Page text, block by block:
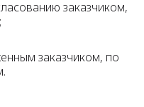
заказчиком,
заказчиком, по